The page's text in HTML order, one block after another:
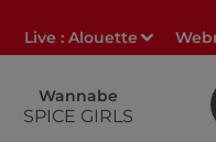
Live :Alouette
Wannabe
SPICE GIRLS